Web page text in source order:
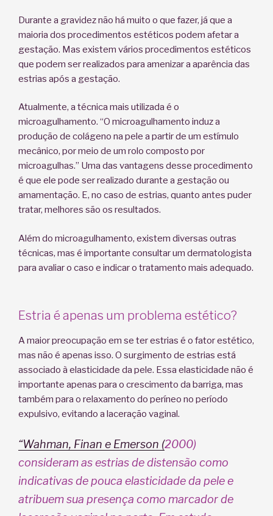
Durante a gravidez não há muito o que fazer, já que a
maioria dos procedimentos estéticos podem afetar a
gestação. Mas existem vários procedimentos estéticos
que podem ser realizados para amenizar a aparência das
estrias após a gestação.
Atualmente, a técnica mais utilizada é o
microagulhamento. “O microagulhamento induz a
produção de colágeno na pele a partir de um estímulo
mecânico, por meio de um rolo composto por
microagulhas.” Uma das vantagens desse procedimento
é que ele pode ser realizado durante a gestação ou
amamentação. E, no caso de estrias, quanto antes puder
tratar, melhores são os resultados.
Além do microagulhamento, existem diversas outras
técnicas, mas é importante consultar um dermatologista
para avaliar o caso e indicar o tratamento mais adequado.
Estria é apenas um problema estético?
A maior preocupação em se ter estrias é o fator estético,
mas não é apenas isso. O surgimento de estrias está
associado à elasticidade da pele. Essa elasticidade não é
importante apenas para o crescimento da barriga, mas
também para o relaxamento do períneo no período
expulsivo, evitando a laceração vaginal.
“Wahman, Finan e Emerson (2000)
consideram as estrias de distensão como
indicativas de pouca elasticidade da pele e
atribuem sua presença como marcador de